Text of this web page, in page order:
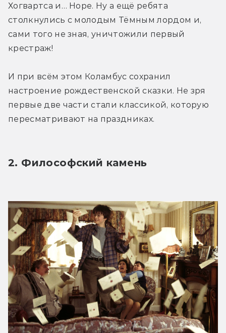
Хогвартса и… Норе. Ну а ещё ребята
столкнулись с молодым Тёмным лордом и,
сами того не зная, уничтожили первый
крестраж!
И при всём этом Коламбус сохранил
настроение рождественской сказки. Не зря
первые две части стали классикой, которую
пересматривают на праздниках.
2. Философский камень